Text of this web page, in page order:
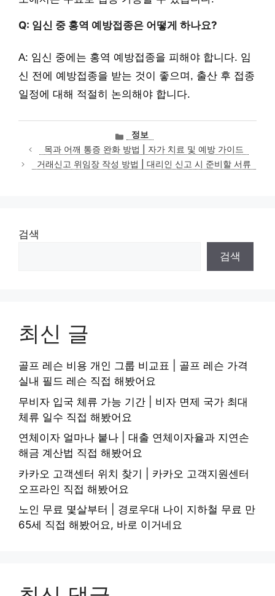
Q: 임신 중 홍역 예방접종은 어떻게 하나요?
A: 임신 중에는 홍역 예방접종을 피해야 합니다. 임
신 전에 예방접종을 받는 것이 좋으며, 출산 후 접종
일정에 대해 적절히 논의해야 합니다.
카
테
고
리
정보
목과 어깨 통증 완화 방법 | 자가 치료 및 예방 가이드
거래신고 위임장 작성 방법 | 대리인 신고 시 준비할 서류
검색
검색
최신 글
골프 레슨 비용 개인 그룹 비교표 | 골프 레슨 가격
실내 필드 레슨 직접 해봤어요
무비자 입국 체류 가능 기간 | 비자 면제 국가 최대
체류 일수 직접 해봤어요
연체이자 얼마나 붙나 | 대출 연체이자율과 지연손
해금 계산법 직접 해봤어요
카카오 고객센터 위치 찾기 | 카카오 고객지원센터
오프라인 직접 해봤어요
노인 무료 몇살부터 | 경로우대 나이 지하철 무료 만
65세 직접 해봤어요, 바로 이거네요